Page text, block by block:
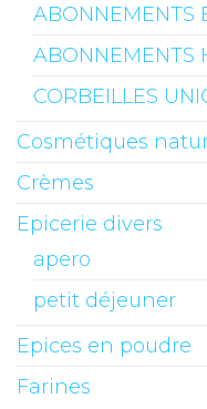
ABONNEMENTS
ABONNEMENTS
CORBEILLES
Cosmétiques
Crèmes
Epicerie divers
apero
petit déjeuner
Epices en poudre
Farines